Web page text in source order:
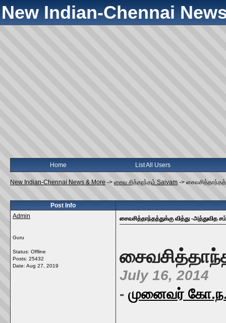
New Indian-Chennai
Home List All Users
New Indian-Chennai News & More -> சைவ சித்தாந்தம் Saivam ->
Post Info
Admin
Guru
Status: Offline
Posts: 25432
Date: Aug 27, 2019
சைவசித்தாந்தத்துக்கு வித்து -அத்துவித
July 16, 2014
- முனைவர் கோ.ந.